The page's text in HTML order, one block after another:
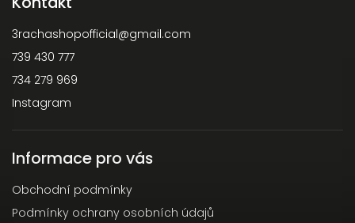
3rachashopofficial@gmail.com
739 430 777
734 279 969
Instagram
Informace pro vás
Obchodní podmínky
Podmínky ochrany osobních údajů